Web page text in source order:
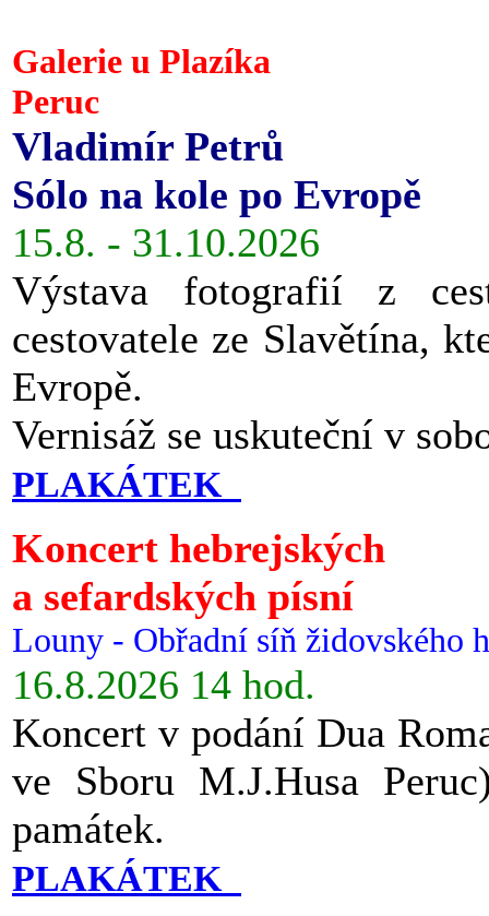
Galerie u Plazíka
Peruc
Vladimír Petrů
Sólo na kole po Evropě
15.8. - 31.10.2026
Výstava fotografií z
cestovatele ze Slavětína,
Evropě.
Vernisáž se uskuteční v
PLAKÁTEK
Koncert hebrejských
a sefardských písní
Louny - Obřadní síň židovského
16.8.2026 14 hod.
Koncert v podání Dua
ve Sboru M.J.Husa
památek.
PLAKÁTEK